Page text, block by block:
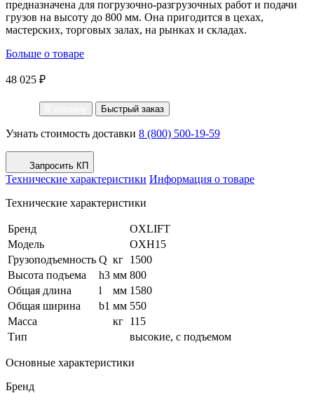
предназначена для погрузочно-разгрузочных работ и подачи
грузов на высоту до 800 мм. Она пригодится в цехах,
мастерских, торговых залах, на рынках и складах.
Больше о товаре
48 025 ₽
Быстрый заказ
Узнать стоимость доставки 8 (800) 500-19-59
Запросить КП
Технические характеристики Информация о товаре
Технические характеристики
Бренд
OXLIFT
Модель
OXH15
Грузоподъемность Q кг 1500
Высота подъема
h3 мм 800
Общая длина
l мм 1580
Общая ширина
b1 мм 550
Масса
кг 115
Тип
высокие, с подъемом
Основные характеристики
Бренд